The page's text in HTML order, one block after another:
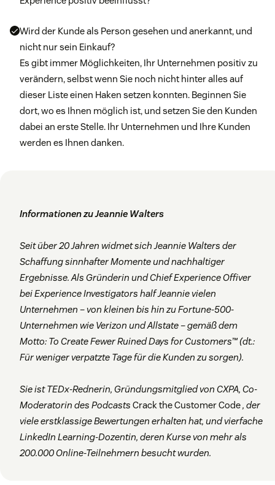
Wird der Kunde als Person gesehen und anerkannt, und
nicht nur sein Einkauf?
Es gibt immer Möglichkeiten, Ihr Unternehmen positiv zu
verändern, selbst wenn Sie noch nicht hinter alles auf
dieser Liste einen Haken setzen konnten. Beginnen Sie
dort, wo es Ihnen möglich ist, und setzen Sie den Kunden
dabei an erste Stelle. Ihr Unternehmen und Ihre Kunden
werden es Ihnen danken.
Informationen zu Jeannie Walters
Seit über 20 Jahren widmet sich Jeannie Walters der
Schaffung sinnhafter Momente und nachhaltiger
Ergebnisse. Als Gründerin und Chief Experience Offiver
bei Experience Investigators half Jeannie vielen
Unternehmen – von kleinen bis hin zu Fortune-500-
Unternehmen wie Verizon und Allstate – gemäß dem
Motto: To Create Fewer Ruined Days for Customers™ (dt.:
Für weniger verpatzte Tage für die Kunden zu sorgen).
Sie ist TEDx-Rednerin, Gründungsmitglied von CXPA, Co-
Moderatorin des Podcasts Crack the Customer Code, der
viele erstklassige Bewertungen erhalten hat, und vierfache
LinkedIn Learning-Dozentin, deren Kurse von mehr als
200.000 Online-Teilnehmern besucht wurden.